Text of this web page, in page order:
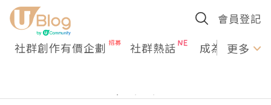
會員登記
社群創作有價企劃 社群熱話 成為U更多